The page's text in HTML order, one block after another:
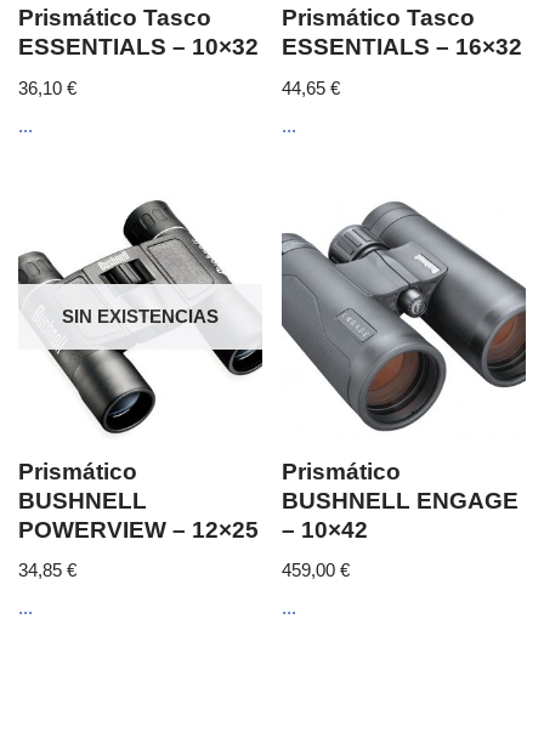
Prismático Tasco
ESSENTIALS – 10×32
36,10 €
...
Prismático Tasco
ESSENTIALS – 16×32
44,65€
...
SIN EXISTENCIAS
Prismático
BUSHNELL
POWERVIEW – 12×25
34,85 €
...
Prismático
BUSHNELL ENGAGE
– 10×42
459,00€
...